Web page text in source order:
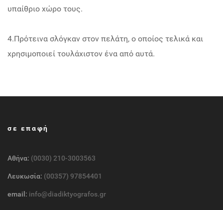
υπαίθριο χώρο τους.
4.Πρότεινα σλόγκαν στον πελάτη, ο οποίος τελικά και
χρησιμοποιεί τουλάχιστον ένα από αυτά.
σε επαφή
Αθήνα: (0030) 210-3003563
Λευκωσία: (00357) 97854401
email: info@diadiktyografos.gr